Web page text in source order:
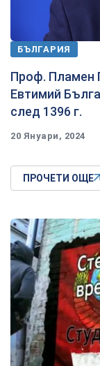
БЪЛГАРИЯ
Проф. Пламен
Евтимий
след 1396 г.
20 Януари, 2024
ПРОЧЕТИ ОЩЕ